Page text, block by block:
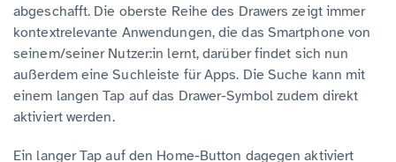
abgeschafft. Die oberste Reihe des Drawers zeigt immer
kontextrelevante Anwendungen, die das Smartphone von
seinem/seiner Nutzer:in lernt, darüber findet sich nun
außerdem eine Suchleiste für Apps. Die Suche kann mit
einem langen Tap auf das Drawer-Symbol zudem direkt
aktiviert werden.
Ein langer Tap auf den Home-Button dagegen aktiviert